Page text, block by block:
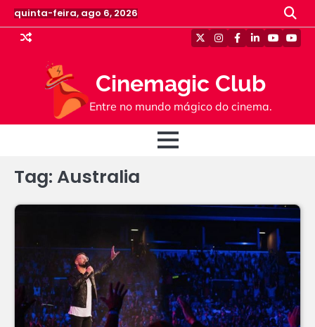
Skip
to
content
quinta-feira, ago 6, 2026
Cinemagic Club
Entre no mundo mágico do cinema.
TwitterInstagram
Facebook
Linkedin
Youtube
Tag:Australia